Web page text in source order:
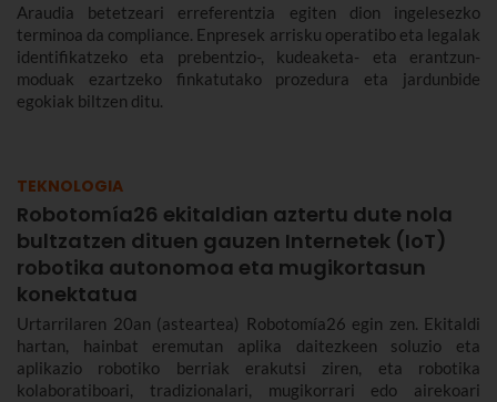
Araudia betetzeari erreferentzia egiten dion ingelesezko
terminoa da compliance. Enpresek arrisku operatibo eta legalak
identifikatzeko eta prebentzio-, kudeaketa- eta erantzun-
moduak ezartzeko finkatutako prozedura eta jardunbide
egokiak biltzen ditu.
TEKNOLOGIA
Robotomía26 ekitaldian aztertu dute nola
bultzatzen dituen gauzen Internetek (IoT)
robotika autonomoa eta mugikortasun
konektatua
Urtarrilaren 20an (asteartea) Robotomía26 egin zen. Ekitaldi
hartan, hainbat eremutan aplika daitezkeen soluzio eta
aplikazio robotiko berriak erakutsi ziren, eta robotika
kolaboratiboari, tradizionalari, mugikorrari edo airekoari